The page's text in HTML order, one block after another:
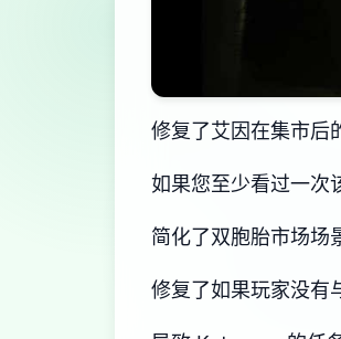
修复了艾因在集市后
如果您至少看过一次
简化了双胞胎市场场
修复了如果玩家没有